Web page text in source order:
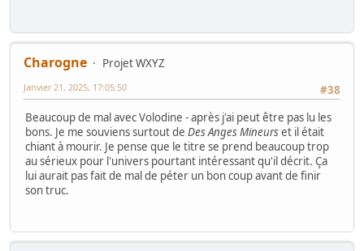
Charogne
Projet WXYZ
#38
Janvier 21, 2025, 17:05:50
Beaucoup de mal avec Volodine - après j'ai peut être pas lu les
bons. Je me souviens surtout de Des Anges Mineurset il était
chiant à mourir. Je pense que le titre se prend beaucoup trop
au sérieux pour l'univers pourtant intéressant qu'il décrit. Ça
lui aurait pas fait de mal de péter un bon coup avant de finir
son truc.